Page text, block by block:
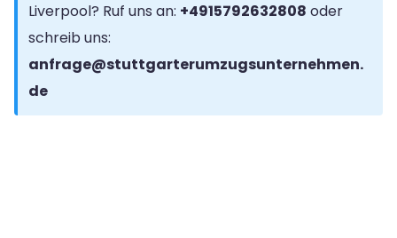
Liverpool? Ruf uns an: +4915792632808 oder
schreib uns:
anfrage@stuttgarterumzugsunternehmen.
de